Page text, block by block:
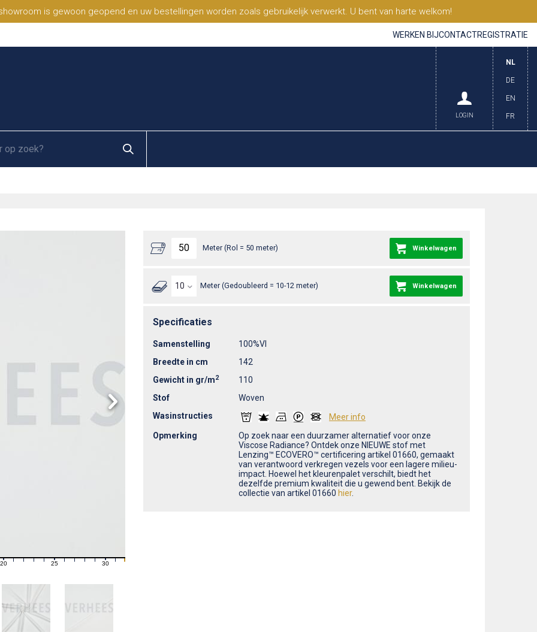
is gewoon geopend en uw bestellingen worden zoals gebruikelijk verwerkt. U bent van harte welkom!
WERKEN BIJCONTACTREGISTRATIE
NL
DE
EN
FR
LOGIN
21 22 23 24 26 27 28 29 31
Meter (Rol = 50 meter) Winkelwagen
Meter (Gedoubleerd = 10-12 meter) Winkelwagen
Specificaties
Samenstelling
100%VI
Breedte in cm
142
Gewicht in gr/m2
110
Stof
Woven
Wasinstructies
Meer info
Opmerking
Op zoek naar een duurzamer alternatief voor onze
Viscose Radiance? Ontdek onze NIEUWE stof met
Lenzing™ ECOVERO™ certificering artikel 01660, gemaakt
van verantwoord verkregen vezels voor een lagere milieu-
impact. Hoewel het kleurenpalet verschilt, biedt het
dezelfde premium kwaliteit die u gewend bent. Bekijk de
collectie van artikel 01660 hier.